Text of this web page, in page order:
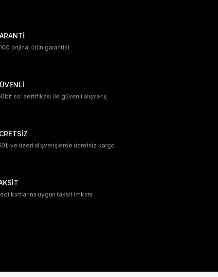
orijinal ürün garantisi
ssl sertifikası ile güvenli alışveriş
ve üzeri alışverişlerde ücretsiz kargo
kartlarına uygun taksit imkanı